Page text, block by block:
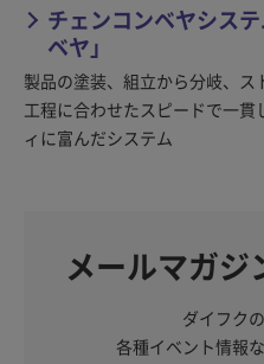
チェンコンベヤシス
ベヤ」
製品の塗装、組立から分岐、
工程に合わせたスピードで一
ィに富んだシステム
メールマガジ
ダイフク
各種イベント情報